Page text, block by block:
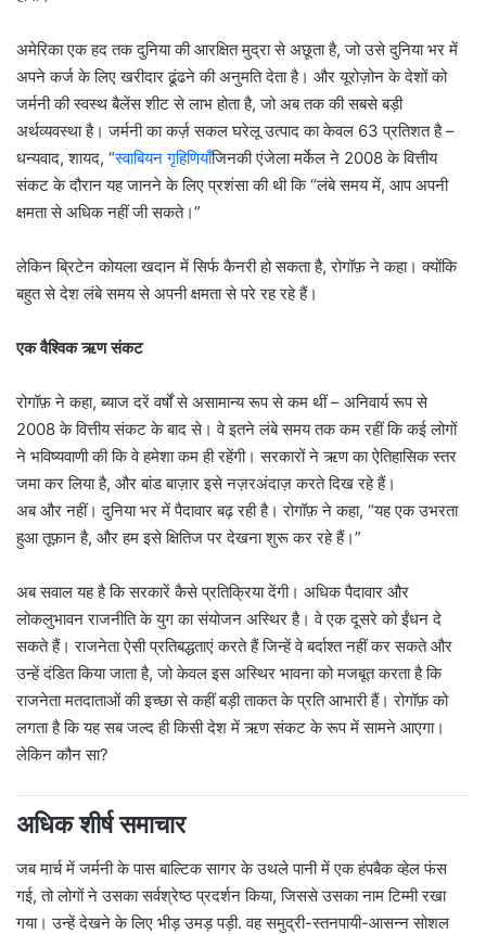
अमेरिका एक हद तक दुनिया की आरक्षित मुद्रा से अछूता है, जो उसे दुनिया भर में
अपने कर्ज के लिए खरीदार ढूंढने की अनुमति देता है। और यूरोज़ोन के देशों को
जर्मनी की स्वस्थ बैलेंस शीट से लाभ होता है, जो अब तक की सबसे बड़ी
अर्थव्यवस्था है। जर्मनी का कर्ज़ सकल घरेलू उत्पाद का केवल 63 प्रतिशत है –
धन्यवाद, शायद, “स्वाबियन गृहिणियाँजिनकी एंजेला मर्केल ने 2008 के वित्तीय
संकट के दौरान यह जानने के लिए प्रशंसा की थी कि “लंबे समय में, आप अपनी
क्षमता से अधिक नहीं जी सकते।”
लेकिन ब्रिटेन कोयला खदान में सिर्फ कैनरी हो सकता है, रोगॉफ़ ने कहा। क्योंकि
बहुत से देश लंबे समय से अपनी क्षमता से परे रह रहे हैं।
एक वैश्विक ऋण संकट
रोगॉफ़ ने कहा, ब्याज दरें वर्षों से असामान्य रूप से कम थीं – अनिवार्य रूप से
2008 के वित्तीय संकट के बाद से। वे इतने लंबे समय तक कम रहीं कि कई लोगों
ने भविष्यवाणी की कि वे हमेशा कम ही रहेंगी। सरकारों ने ऋण का ऐतिहासिक स्तर
जमा कर लिया है, और बांड बाज़ार इसे नज़रअंदाज़ करते दिख रहे हैं।
अब और नहीं। दुनिया भर में पैदावार बढ़ रही है। रोगॉफ़ ने कहा, “यह एक उभरता
हुआ तूफ़ान है, और हम इसे क्षितिज पर देखना शुरू कर रहे हैं।”
अब सवाल यह है कि सरकारें कैसे प्रतिक्रिया देंगी। अधिक पैदावार और
लोकलुभावन राजनीति के युग का संयोजन अस्थिर है। वे एक दूसरे को ईंधन दे
सकते हैं। राजनेता ऐसी प्रतिबद्धताएं करते हैं जिन्हें वे बर्दाश्त नहीं कर सकते और
उन्हें दंडित किया जाता है, जो केवल इस अस्थिर भावना को मजबूत करता है कि
राजनेता मतदाताओं की इच्छा से कहीं बड़ी ताकत के प्रति आभारी हैं। रोगॉफ़ को
लगता है कि यह सब जल्द ही किसी देश में ऋण संकट के रूप में सामने आएगा।
लेकिन कौन सा?
अधिक शीर्ष समाचार
जब मार्च में जर्मनी के पास बाल्टिक सागर के उथले पानी में एक हंपबैक व्हेल फंस
गई, तो लोगों ने उसका सर्वश्रेष्ठ प्रदर्शन किया, जिससे उसका नाम टिम्मी रखा
गया। उन्हें देखने के लिए भीड़ उमड़ पड़ी. वह समुद्री-स्तनपायी-आसन्न सोशल